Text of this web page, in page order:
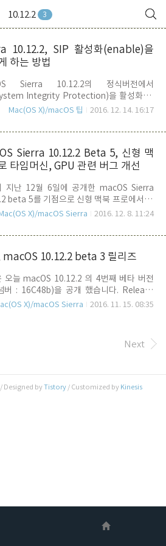
10.12.2 3
10.12.2, SIP 활성화(enable)을
하는 방법
Sierra 10.12.2의 정식버전에서
Integrity Protection)을 활성화/비
시킬 때 사용하는 csrutil 명령이 업데이트
파일과 폴더들에 대한 접근을 제한하고, 보
나 할 경우에는 SIP기능을 일시적으로 OFF
합니다. 이렇게 SIP를 켜거나 끄기 위해서
상태에서는 상태를 확인하는 status 옵션
는 disable / enable을 사용할 수 없기 때문
사용하려면 command + R를 통한 복구모
Mac(OS X)/macOS 팁 2016. 12. 14. 16:17
Sierra 10.12.2 Beta 5, 신형 맥
타임머신, GPU 관련 버그 개선
지난 12월 6일에 공개한 macOS Sierra
beta 5를 기점으로 신형 맥북 프로에서 제
있는 많은 버그들이 개선된 것으로 알려지
USB-C를 통한 외장하드 연결 후, 타임머신
이 되지 않거나 맥북프로가 먹통이 되는 문
나 외장 모니터를 연동할 경우 역시 화면이
적으로 보이는 버그들이 발생하면서 사용자
은 불편이 있었는데, Beta 5에서 이런 문제
사용자들의 불편을 야기 시켰다는 점에..
X)/macOS Sierra 2016. 12. 8. 11:24
macOS 10.12.2 beta 3 릴리즈
오늘 macOS 10.12.2 의 4번째 베타 버전
버 : 16C48b)을 공개 했습니다. Release
는 역시 특별한 내용은 없는데요.. 왜 업데
macOS Sierra와 관련된 버그들 중 대표적
항들은 주로 AppStore의 Update에서
Fi를 통한 인터넷이 활성화 되지 않는 문제
고 되고 있으며, 재시동이 원활하게 되지 않
X)/macOS Sierra 2016. 11. 15. 08:35
Next
/ Designed byTistory / Customized by Kinesis